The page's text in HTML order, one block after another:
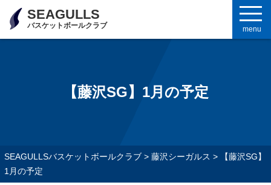
SEAGULLS
バスケットボールクラブ menu
【藤沢SG】1月の予定
SEAGULLSバスケットボールクラブ> 藤沢シーガルス >
【藤沢SG】
1月の予定